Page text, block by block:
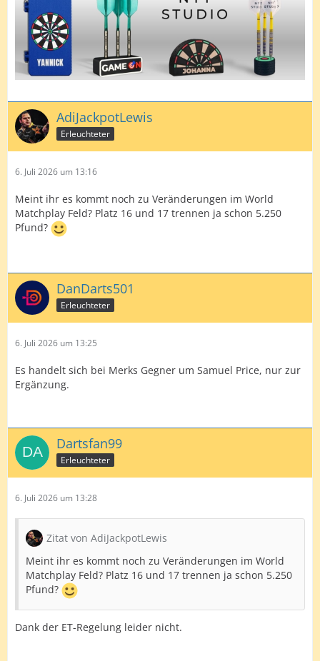
AdiJackpotLewis
Erleuchteter
6. Juli 2026 um 13:16
Meint ihr es kommt noch zu Veränderungen im World
Matchplay Feld? Platz 16 und 17 trennen ja schon 5.250
Pfund?
DanDarts501
Erleuchteter
6. Juli 2026 um 13:25
Es handelt sich bei Merks Gegner um Samuel Price, nur zur
Ergänzung.
Dartsfan99
Erleuchteter
6. Juli 2026 um 13:28
Zitat von AdiJackpotLewis
Meint ihr es kommt noch zu Veränderungen im World
Matchplay Feld? Platz 16 und 17 trennen ja schon 5.250
Pfund?
Dank der ET-Regelung leider nicht.